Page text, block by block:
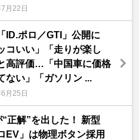
月22日
ID.ポロ／GTI」公開に
コいい」「走りが楽し
高評価…「中国車に価格
ない」「ガソリン ...
月25日
正解”を出した！ 新型
EV」は物理ボタン採用